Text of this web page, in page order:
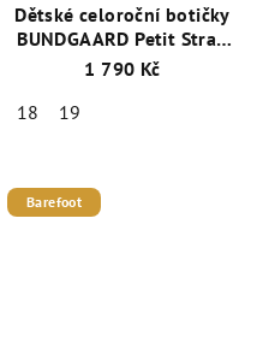
Dětské celoroční botičky
BUNDGAARD Petit Strap
BG101068-635
1 790 Kč
18
19
Barefoot